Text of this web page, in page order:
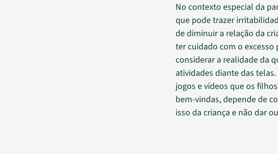
No contexto especial da
que pode trazer
de diminuir a relação da
ter cuidado com o
considerar a realidade da
atividades diante das telas.
jogos e vídeos que os
bem-vindas, depende de
isso da criança e não dar